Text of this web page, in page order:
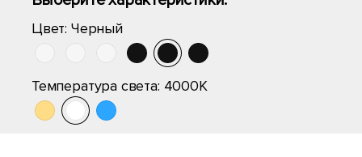
Цвет: Черный
Температура света: 4000K